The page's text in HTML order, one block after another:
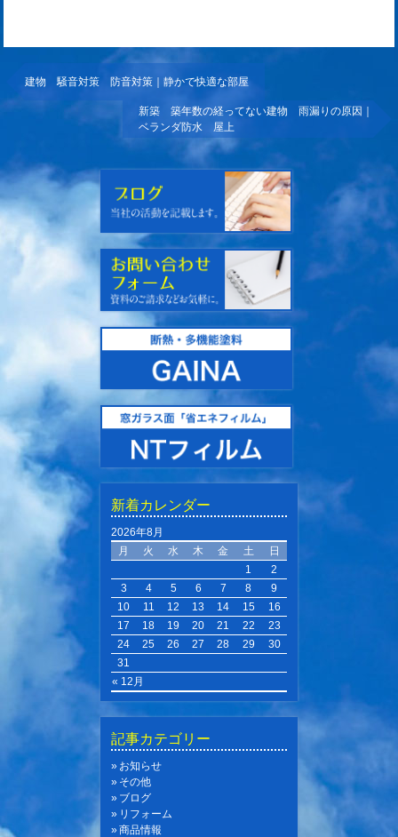
建物 騒音対策 防音対策｜静かで快適な部屋
新築 築年数の経ってない建物 雨漏りの原因｜
ベランダ防水 屋上
新着カレンダー
2026年8月
月
火 水 木 金 土 日
« 12月
1
2
3
4 5 6 7 8
9
10
11 12 13 14 15
16
17
18 19 20 21 22
23
24
25 26 27 28 29
30
31
記事カテゴリー
お知らせ
その他
ブログ
リフォーム
商品情報